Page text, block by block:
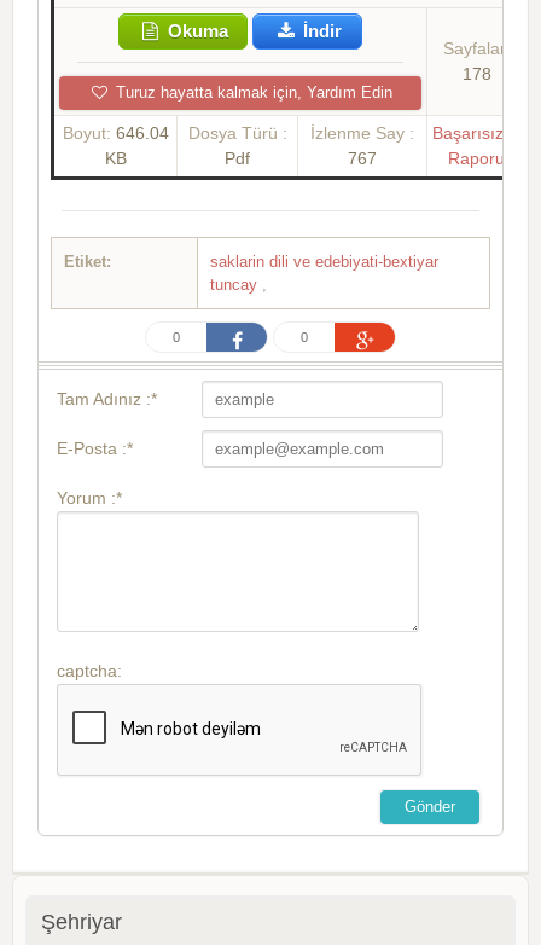
Okuma İndir
Turuz hayatta kalmak için, Yardım Edin
Sayfalar:
178
Boyut: 646.04
KB
Dosya Türü :
Pdf
İzlenme Say :
767
Başarısızlık
Raporu
Etiket:
saklarin dili ve edebiyati-bextiyar
tuncay
0 0
Tam Adınız :*
E-Posta :*
Yorum :*
captcha:
Şehriyar